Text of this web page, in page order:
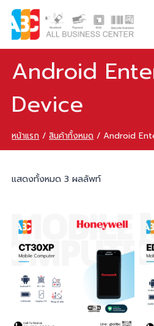
Android
Device
หน้าแรก / สินค้าทั้งหมด / Android
แสดงทั้งหมด 3 ผลลัพท์